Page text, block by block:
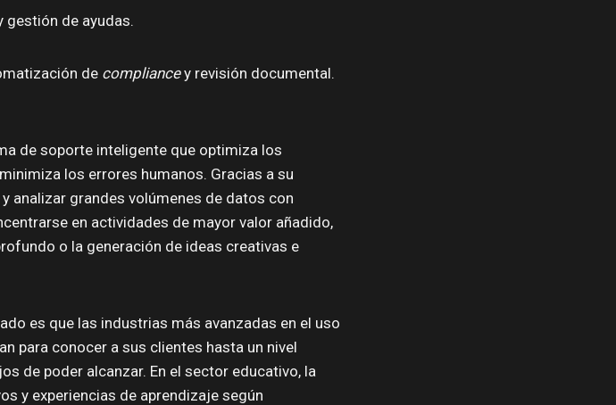
gestión de ayudas.
de compliancey revisión documental.
de soporte inteligente que optimiza los
los errores humanos. Gracias a su
analizar grandes volúmenes de datos con
en actividades de mayor valor añadido,
o la generación de ideas creativas e
es que las industrias más avanzadas en el uso
para conocer a sus clientes hasta un nivel
de poder alcanzar. En el sector educativo, la
y experiencias de aprendizaje según